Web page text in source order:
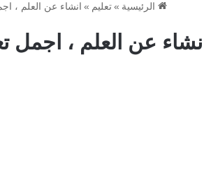
الرئيسية » تعليم » انشاء عن العلم ،
انشاء عن العلم ، اجمل